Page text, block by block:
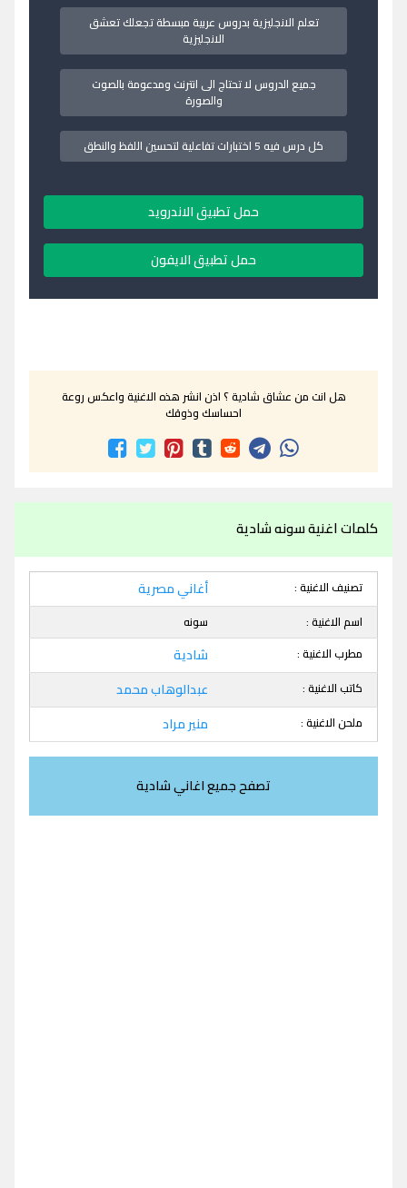
تعلم الانجليزية بدروس عربية مبسطة تجعلك تعشق
الانجليزية
جميع الدروس لا تحتاج الى انترنت ومدعومة بالصوت
والصورة
كل درس فيه 5 اختبارات تفاعلية لتحسين اللفظ والنطق
حمل تطبيق الاندرويد
حمل تطبيق الايفون
هل انت من عشاق شادية ؟ اذن انشر هذه الاغنية واعكس روعة
احساسك وذوقك
كلمات اغنية سونه شادية
تصنيف الاغنية : أغاني مصرية
اسم الاغنية :
سونه
مطرب الاغنية :
شادية
كاتب الاغنية : عبدالوهاب محمد
ملحن الاغنية : منير مراد
تصفح جميع اغاني شادية